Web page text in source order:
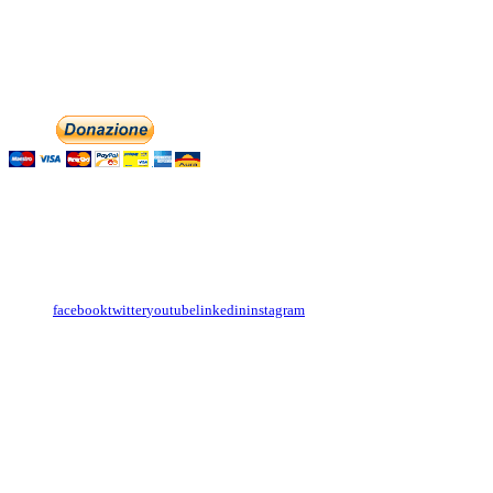
facebooktwitteryoutubelinkedininstagram
English
Italiano